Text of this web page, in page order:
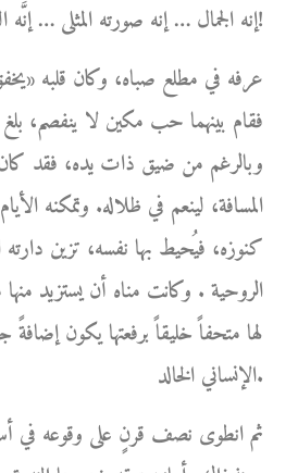
إنه الجمال … إنه صورته المثلى … إنَّه الفن . . . الفن لا غير!
عرفه في مطلع صباه، وكان قلبه
فقام بينهما حب مكين لا ينفصم،
وبالرغم من ضيق ذات يده، فقد
المسافة، لينعم في ظلاله. وتمكنه
كنوزه، فيُحيط بها نفسه، تزين دارته
الروحية . وكانت مناه أن يستزيد
لها متحفاً خليقاً برفعتها يكون إضافةً
الإنساني الخالد.
ثم انطوى نصف قرنٍ على وقوعه في